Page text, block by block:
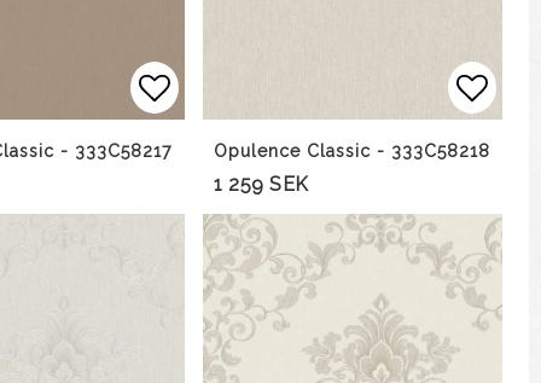
Lägg till i favoritlistan
- 333C58217 Opulence Classic - 333C58218
1 259 SEK